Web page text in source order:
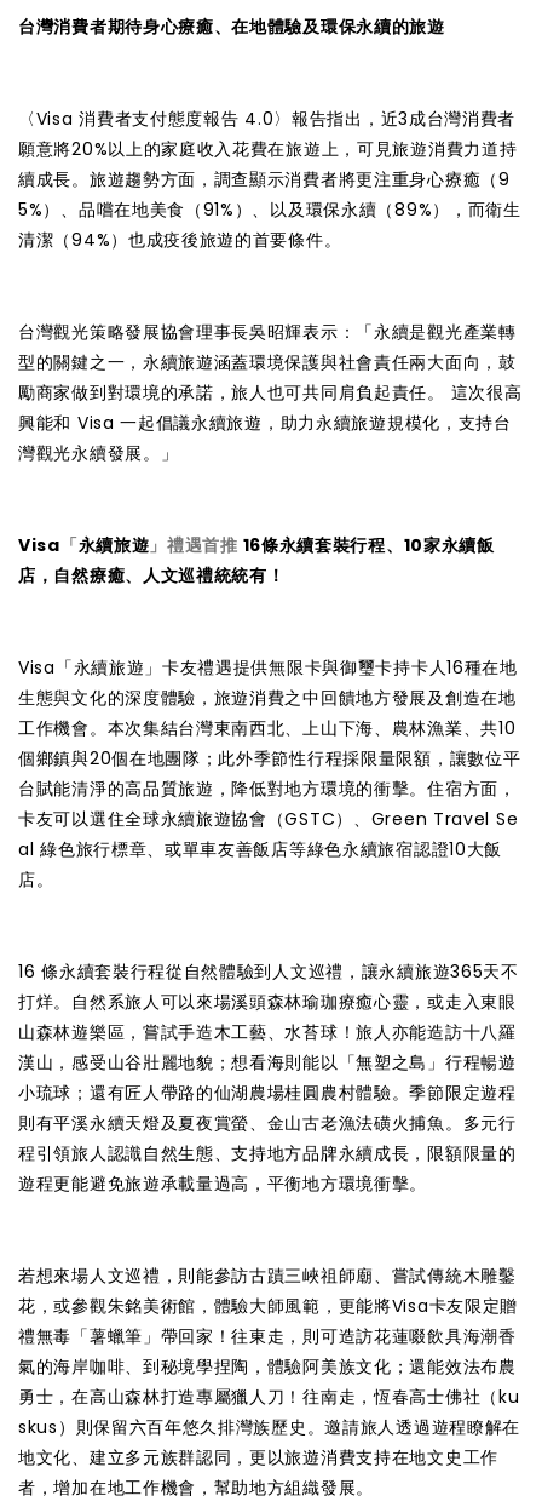
台灣消費者期待身心療癒、在地體驗及環保永續的旅遊
〈Visa 消費者支付態度報告 4.0〉報告指出，近3成台灣消費者
願意將20%以上的家庭收入花費在旅遊上，可見旅遊消費力道持
續成長。旅遊趨勢方面，調查顯示消費者將更注重身心療癒（9
5%）、品嚐在地美食（91%）、以及環保永續（89%），而衛生
清潔（94%）也成疫後旅遊的首要條件。
台灣觀光策略發展協會理事長吳昭輝表示：「永續是觀光產業轉
型的關鍵之一，永續旅遊涵蓋環境保護與社會責任兩大面向，鼓
勵商家做到對環境的承諾，旅人也可共同肩負起責任。 這次很高
興能和 Visa 一起倡議永續旅遊，助力永續旅遊規模化，支持台
灣觀光永續發展。」
Visa 「永續旅遊」禮遇首推 16條永續套裝行程、10家永續飯
店，自然療癒、人文巡禮統統有！
Visa「永續旅遊」卡友禮遇提供無限卡與御璽卡持卡人16種在地
生態與文化的深度體驗，旅遊消費之中回饋地方發展及創造在地
工作機會。本次集結台灣東南西北、上山下海、農林漁業、共10
個鄉鎮與20個在地團隊；此外季節性行程採限量限額，讓數位平
台賦能清淨的高品質旅遊，降低對地方環境的衝擊。住宿方面，
卡友可以選住全球永續旅遊協會（GSTC）、Green Travel Se
al 綠色旅行標章、或單車友善飯店等綠色永續旅宿認證10大飯
店。
16 條永續套裝行程從自然體驗到人文巡禮，讓永續旅遊365天不
打烊。自然系旅人可以來場溪頭森林瑜珈療癒心靈，或走入東眼
山森林遊樂區，嘗試手造木工藝、水苔球！旅人亦能造訪十八羅
漢山，感受山谷壯麗地貌；想看海則能以「無塑之島」行程暢遊
小琉球；還有匠人帶路的仙湖農場桂圓農村體驗。季節限定遊程
則有平溪永續天燈及夏夜賞螢、金山古老漁法磺火捕魚。多元行
程引領旅人認識自然生態、支持地方品牌永續成長，限額限量的
遊程更能避免旅遊承載量過高，平衡地方環境衝擊。
若想來場人文巡禮，則能參訪古蹟三峽祖師廟、嘗試傳統木雕鑿
花，或參觀朱銘美術館，體驗大師風範，更能將Visa卡友限定贈
禮無毒「薯蠟筆」帶回家！往東走，則可造訪花蓮啜飲具海潮香
氣的海岸咖啡、到秘境學捏陶，體驗阿美族文化；還能效法布農
勇士，在高山森林打造專屬獵人刀！往南走，恆春高士佛社（ku
skus）則保留六百年悠久排灣族歷史。邀請旅人透過遊程瞭解在
地文化、建立多元族群認同，更以旅遊消費支持在地文史工作
者，增加在地工作機會，幫助地方組織發展。